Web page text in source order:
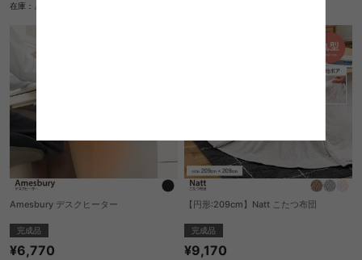
在庫：△
Amesbury デスクヒーター
完成品
¥6,770
【円形:209cm】Natt こたつ布団
完成品
¥9,170